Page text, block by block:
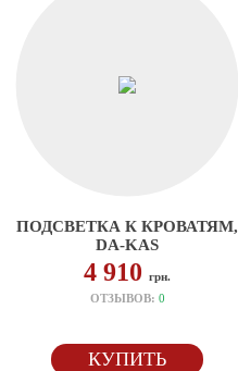
ПОДСВЕТКА К КРОВАТЯМ,
DA-KAS
4 910грн.
ОТЗЫВОВ: 0
КУПИТЬ